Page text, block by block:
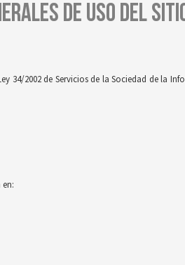
DE USO DEL
34/2002 de Servicios de la Sociedad de la